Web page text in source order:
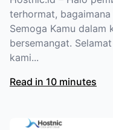
terhormat, bagaimana
Semoga Kamu dalam
bersemangat.
kami...
Read in 10 minutes